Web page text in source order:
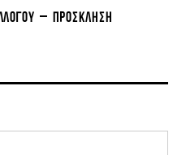
– ΠΡΌΣΚΛΗΣΗ